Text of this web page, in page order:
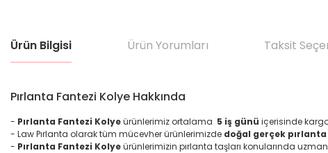
Ürün Bilgisi Ürün Yorumları Taksit
Pırlanta Fantezi Kolye Hakkında
- Pırlanta Fantezi Kolyeürünlerimiz ortalama 5 iş günü içerisinde
- Law Pırlanta olarak tüm mücevher ürünlerimizde doğal gerçek pırlanta
- Pırlanta Fantezi Kolyeürünlerimizin pırlanta taşları konularında